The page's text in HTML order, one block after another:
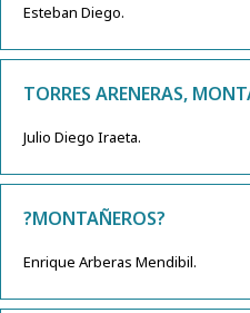
Esteban Diego.
TORRES ARENERAS,
Julio Diego Iraeta.
?MONTAÑEROS?
Enrique Arberas Mendibil.